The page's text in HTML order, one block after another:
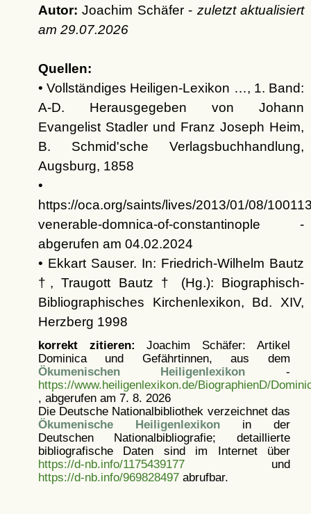
Autor: Joachim Schäfer - zuletzt aktualisiert
am 29.07.2026
Quellen:
• Vollständiges Heiligen-Lexikon …, 1. Band:
A-D. Herausgegeben von Johann
Evangelist Stadler und Franz Joseph Heim,
B. Schmid'sche Verlagsbuchhandlung,
Augsburg, 1858
•
https://oca.org/saints/lives/2013/01/08/
venerable-domnica-of-constantinople -
abgerufen am 04.02.2024
• Ekkart Sauser. In: Friedrich-Wilhelm Bautz
†, Traugott Bautz † (Hg.): Biographisch-
Bibliographisches Kirchenlexikon, Bd. XIV,
Herzberg 1998
korrekt zitieren: Joachim Schäfer: Artikel
Dominica und Gefährtinnen, aus dem
Ökumenischen Heiligenlexikon -
https://www.heiligenlexikon.de/BiographienD/
, abgerufen am 7. 8. 2026
Die Deutsche Nationalbibliothek verzeichnet das
Ökumenische Heiligenlexikonin der
Deutschen Nationalbibliografie; detaillierte
bibliografische Daten sind im Internet über
https://d-nb.info/1175439177und
https://d-nb.info/969828497abrufbar.